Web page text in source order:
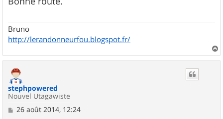
a
Bruno
http://lerandonneurfou.blogspot.fr/
a
stephpowered
Nouvel Utagawiste
M
26 août 2014, 12:24